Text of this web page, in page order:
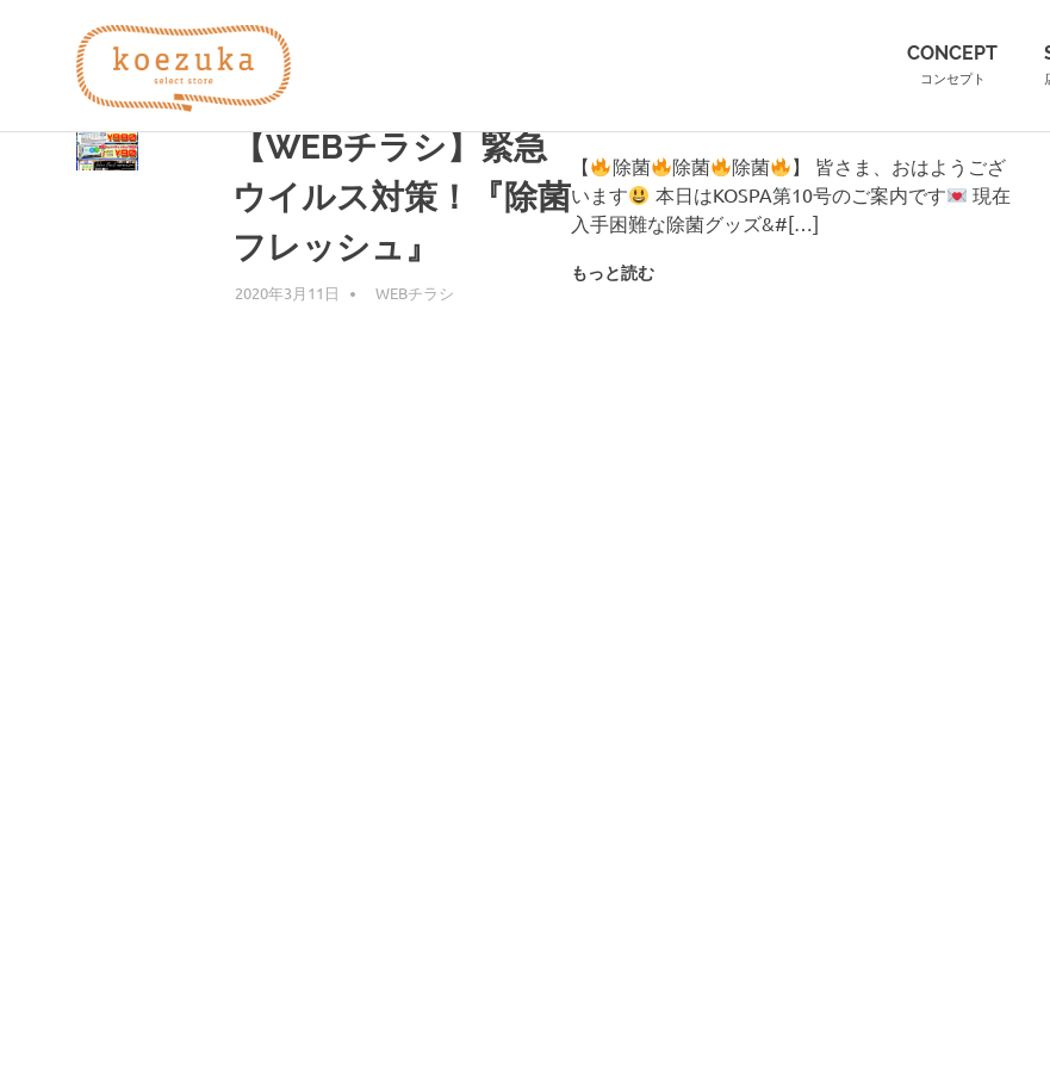
ツ
え
づ
か）
つ
け
CONCEPT
コンセプト
タグ: 除菌
【WEBチラシ】緊急
ウイルス対策！『除菌
フレッシュ』
2020年3月11日 編集者
WEBチラシ
【 除菌 除菌 除菌
】 皆さま、おはようござ
います
本日はKOSPA第10号のご案内です
現在
入手困難な除菌グッズ&#[…]
もっと読む